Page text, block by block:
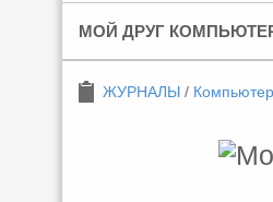
МОЙ ДРУГ
ЖУРНАЛЫ /